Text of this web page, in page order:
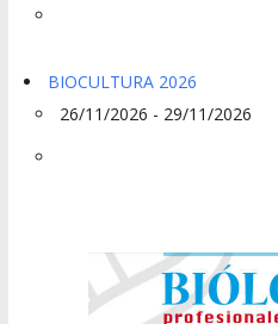
BIOCULTURA 2026
26/11/2026 - 29/11/2026